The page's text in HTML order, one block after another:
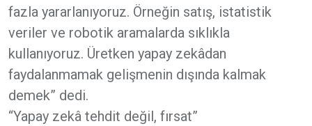
fazla yararlanıyoruz. Örneğin satış, istatistik
veriler ve robotik aramalarda sıklıkla
kullanıyoruz. Üretken yapay zekâdan
faydalanmamak gelişmenin dışında kalmak
demek” dedi.
“Yapay zekâ tehdit değil, fırsat”